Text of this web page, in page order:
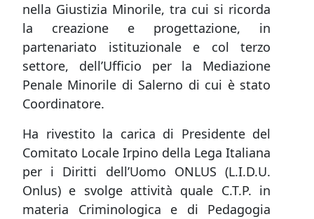
nella Giustizia Minorile, tra cui si ricorda
la creazione e progettazione, in
partenariato istituzionale e col terzo
settore, dell’Ufficio per la Mediazione
Penale Minorile di Salerno di cui è stato
Coordinatore.
Ha rivestito la carica di Presidente del
Comitato Locale Irpino della Lega Italiana
per i Diritti dell’Uomo ONLUS (L.I.D.U.
Onlus) e svolge attività quale C.T.P. in
materia Criminologica e di Pedagogia